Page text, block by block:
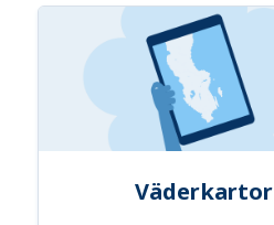
Väderkartor